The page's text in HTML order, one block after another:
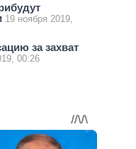
19 ноября 2019,
за захват
00:26